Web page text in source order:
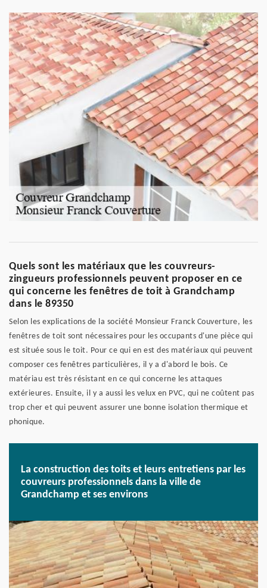
Quels sont les matériaux que les couvreurs-
zingueurs professionnels peuvent proposer en ce
qui concerne les fenêtres de toit à Grandchamp
dans le 89350
Selon les explications de la société Monsieur Franck Couverture, les
fenêtres de toit sont nécessaires pour les occupants d'une pièce qui
est située sous le toit. Pour ce qui en est des matériaux qui peuvent
composer ces fenêtres particulières, il y a d'abord le bois. Ce
matériau est très résistant en ce qui concerne les attaques
extérieures. Ensuite, il y a aussi les velux en PVC, qui ne coûtent pas
trop cher et qui peuvent assurer une bonne isolation thermique et
phonique.
La construction des toits et leurs entretiens par les
couvreurs professionnels dans la ville de
Grandchamp et ses environs